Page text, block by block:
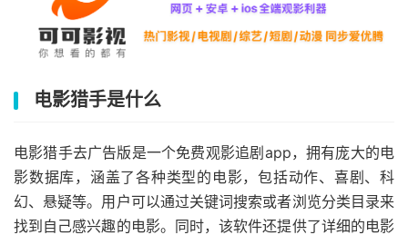
电影猎手是什么
电影猎手去广告版是一个免费观影追剧app，拥有庞大的电
影数据库，涵盖了各种类型的电影，包括动作、喜剧、科
幻、悬疑等。用户可以通过关键词搜索或者浏览分类目录来
找到自己感兴趣的电影。同时，该软件还提供了详细的电影